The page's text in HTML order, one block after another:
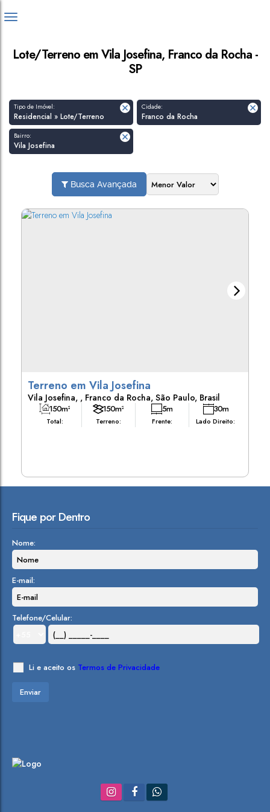
Lote/Terreno em Vila Josefina, Franco da Rocha -
SP
Tipo de Imóvel:
Residencial » Lote/Terreno
Cidade:
Franco da Rocha
Bairro:
Vila Josefina
Busca Avançada
Terreno em Vila Josefina
Vila Josefina , Franco da Rocha, São Paulo, Brasil
Total:
150m²
Terreno:
150m²
Frente:
5m
Lado Direito:
30m
Fique por Dentro
Nome:
E-mail:
Telefone/Celular:
Li e aceito os Termos de Privacidade